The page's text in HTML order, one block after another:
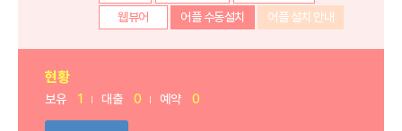
웹뷰어
어플 수동설치 어플 설치 안내
현황
보유 1 대출 0 예약 0